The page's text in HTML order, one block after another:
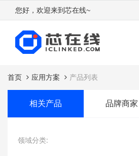
您好，欢迎来到芯在线~
首页 应用方案 产品列表
相关产品 品牌商家
领域分类: